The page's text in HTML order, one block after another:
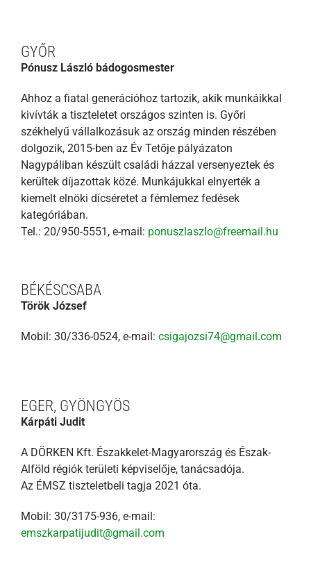
GYŐR
Pónusz László bádogosmester
Ahhoz a fiatal generációhoz tartozik, akik munkáikkal
kivívták a tiszteletet országos szinten is. Győri
székhelyű vállalkozásuk az ország minden részében
dolgozik, 2015-ben az Év Tetője pályázaton
Nagypáliban készült családi házzal versenyeztek és
kerültek díjazottak közé. Munkájukkal elnyerték a
kiemelt elnöki dícséretet a fémlemez fedések
kategóriában.
Tel.: 20/950-5551, e-mail: ponuszlaszlo@freemail.hu
BÉKÉSCSABA
Török József
Mobil: 30/336-0524, e-mail: csigajozsi74@gmail.com
EGER, GYÖNGYÖS
Kárpáti Judit
A DÖRKEN Kft. Északkelet-Magyarország és Észak-
Alföld régiók területi képviselője, tanácsadója.
Az ÉMSZ tiszteletbeli tagja 2021 óta.
Mobil: 30/3175-936, e-mail:
emszkarpatijudit@gmail.com